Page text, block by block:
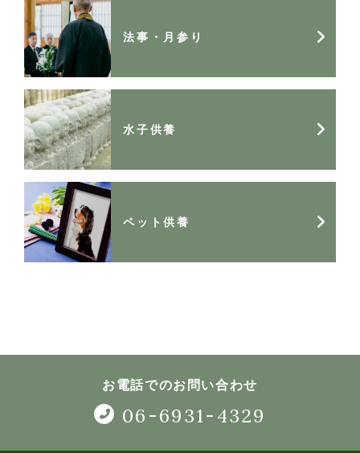
法事・月参り
水子供養
ペット供養
お電話でのお問い合わせ
06-6931-4329